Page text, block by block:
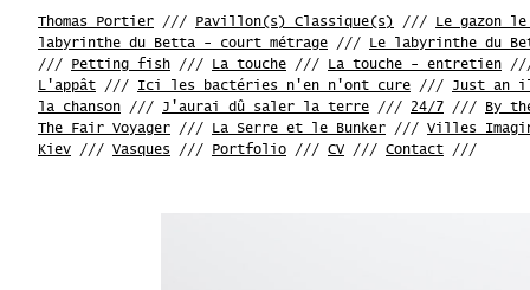
Thomas Portier /// Pavillon(s) Classique(s) ///
Le gazon
labyrinthe du Betta - court métrage ///
Le labyrinthe du
///
Petting fish /// La touche /// La touche - entretien
L'appât /// Ici les bactéries n'en n'ont cure /// Just an
la chanson /// J'aurai dû saler la terre /// 24/7 ///
By
The Fair Voyager /// La Serre et le Bunker /// Villes
Kiev /// Vasques /// Portfolio /// CV /// Contact ///